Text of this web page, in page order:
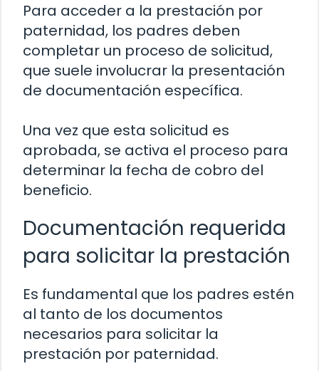
Para acceder a la prestación por
paternidad, los padres deben
completar un proceso de solicitud,
que suele involucrar la presentación
de documentación específica.
Una vez que esta solicitud es
aprobada, se activa el proceso para
determinar la fecha de cobro del
beneficio.
Documentación requerida
para solicitar la prestación
Es fundamental que los padres estén
al tanto de los documentos
necesarios para solicitar la
prestación por paternidad.